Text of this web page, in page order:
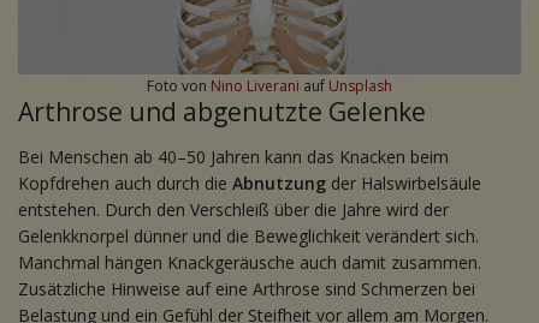
Foto von Nino Liverani auf Unsplash
Arthrose und abgenutzte Gelenke
Bei Menschen ab 40–50 Jahren kann das Knacken beim
Kopfdrehen auch durch die Abnutzung der Halswirbelsäule
entstehen. Durch den Verschleiß über die Jahre wird der
Gelenkknorpel dünner und die Beweglichkeit verändert sich.
Manchmal hängen Knackgeräusche auch damit zusammen.
Zusätzliche Hinweise auf eine Arthrose sind Schmerzen bei
Belastung und ein Gefühl der Steifheit vor allem am Morgen.